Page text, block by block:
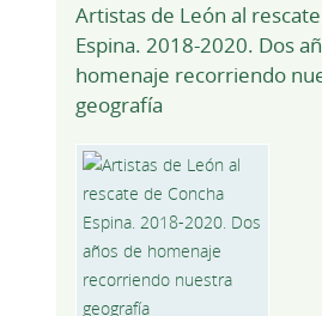
Artistas de León al
Espina. 2018-2020. Dos
homenaje recorriendo
geografía